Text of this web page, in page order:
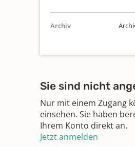
Archiv
Sie sind nicht
Nur mit einem Zugang
einsehen. Sie haben
Ihrem Konto direkt an.
Jetzt anmelden